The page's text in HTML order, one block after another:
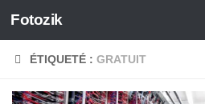
Skip to content
Fotozik
ÉTIQUETÉ : GRATUIT